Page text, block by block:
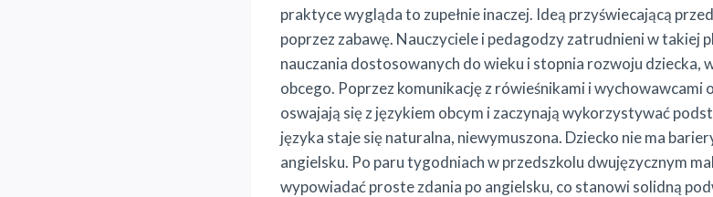
praktyce wygląda to zupełnie inaczej. Ideą przyświecającą
poprzez zabawę. Nauczyciele i pedagodzy zatrudnieni w takiej
nauczania dostosowanych do wieku i stopnia rozwoju dziecka,
obcego. Poprzez komunikację z rówieśnikami i wychowawcami
oswajają się z językiem obcym i zaczynają wykorzystywać
języka staje się naturalna, niewymuszona. Dziecko nie ma
angielsku. Po paru tygodniach w przedszkolu dwujęzycznym
wypowiadać proste zdania po angielsku, co stanowi solidną